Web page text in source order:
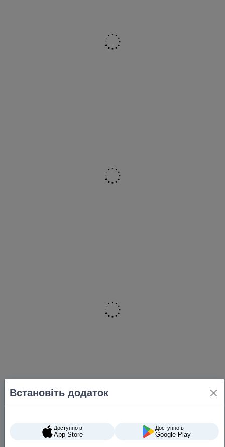
Встановіть додаток
Доступно в
App Store
Доступно в
Google Play